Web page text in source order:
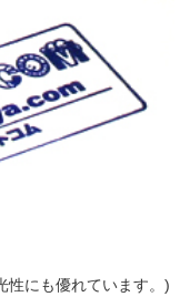
性にも優れています。)